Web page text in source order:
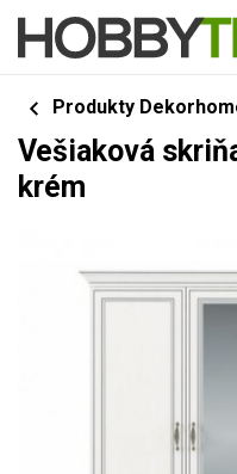
Produkty
Vešiaková
krém